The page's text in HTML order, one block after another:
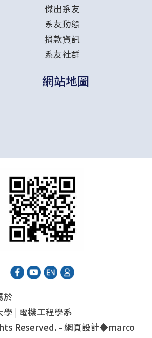
傑出系友
系友動態
捐款資訊
系友社群
網站地圖
於
學 | 電機工程學系
Reserved. - 網頁設計◆marco